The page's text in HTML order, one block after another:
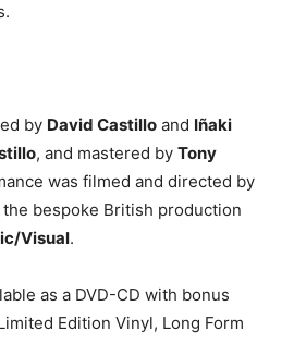
by David Castillo and Iñaki
, and mastered by Tony
was filmed and directed by
bespoke British production
Visual.
as a DVD-CD with bonus
Edition Vinyl, Long Form